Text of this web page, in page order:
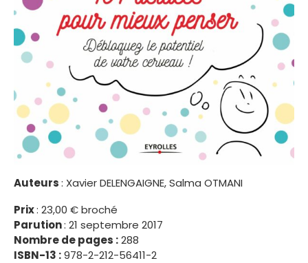
Auteurs: Xavier DELENGAIGNE, Salma OTMANI
Prix: 23,00 € broché
Parution: 21 septembre 2017
Nombre de pages :288
ISBN-13 :978-2-212-56411-2